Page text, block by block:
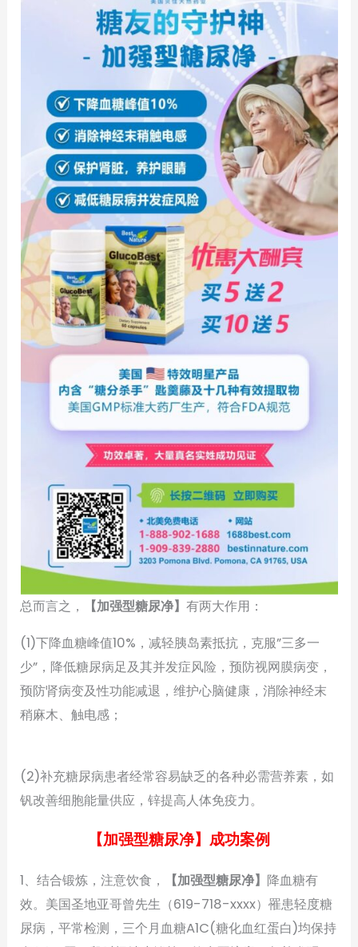
总而言之， 【加强型糖尿净】有两大作用：
(1)下降血糖峰值10%，减轻胰岛素抵抗，克服”三多一
少”，降低糖尿病足及其并发症风险，预防视网膜病变，
预防肾病变及性功能减退，维护心脑健康，消除神经末
稍麻木、触电感；
(2)补充糖尿病患者经常容易缺乏的各种必需营养素，如
钒改善细胞能量供应，锌提高人体免疫力。
【加强型糖尿净】成功案例
1、结合锻炼，注意饮食， 【加强型糖尿净】 降血糖有
效。美国圣地亚哥曾先生（619-718-xxxx）罹患轻度糖
尿病，平常检测，三个月血糖A1C(糖化血红蛋白)均保持